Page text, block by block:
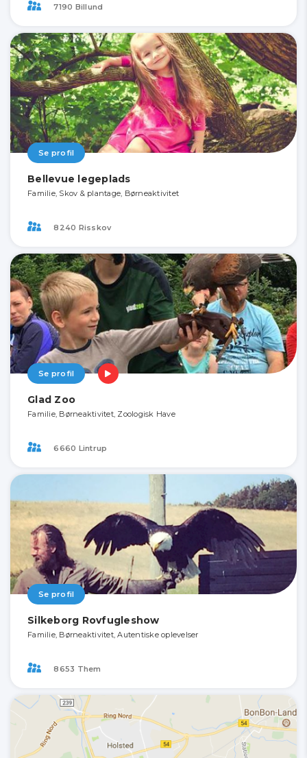
7190 Billund
Se profil
Bellevue legeplads
Familie, Skov & plantage, Børneaktivitet
8240 Risskov
Se profil
Glad Zoo
Familie, Børneaktivitet, Zoologisk Have
6660 Lintrup
Se profil
Silkeborg Rovfugleshow
Familie, Børneaktivitet, Autentiske oplevelser
8653 Them